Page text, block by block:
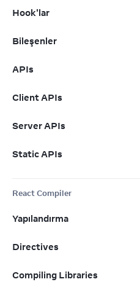
Hook'lar
Bileşenler
APIs
Client APIs
Server APIs
Static APIs
React Compiler
Yapılandırma
Directives
Compiling Libraries